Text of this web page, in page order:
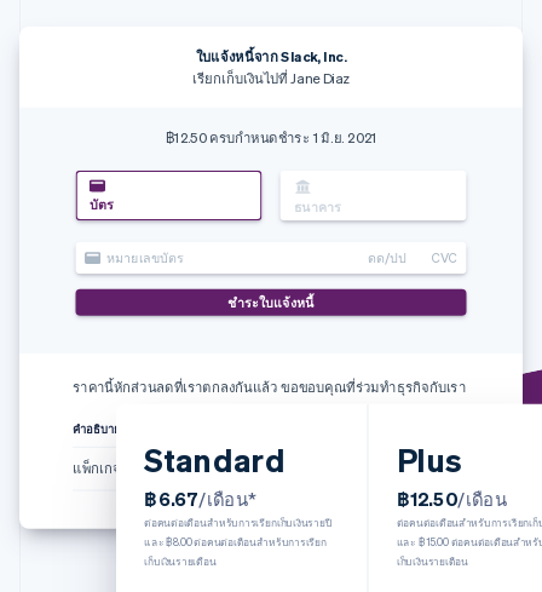
Product roadmap
การป้องกันการฉ้อโกง
Atlas
การก่อตั้งบริษัทสตาร์ทอัพ
Climate
การขจัดคาร์บอน
Stripe Sessions 2026
ดูว่า Stripe กำลังสร้างโครงสร้างพื้นฐานระบบเศรษฐกิจสำหรับ
AI อย่างไร
รับชมเลย
พาร์ทเนอร์
Stripe App Marketplace
ใบแจ้งหนี้จาก Slack, Inc.
เรียกเก็บเงินไปที่ Jane Diaz
฿12.50 ครบกำหนดชำระ 1 มิ.ย. 2021
บัตร ธนาคาร
หมายเลขบัตร ดด/ปป CVC
ชำระใบแจ้งหนี้
ราคานี้หักส่วนลดที่เราตกลงกันแล้ว ขอขอบคุณที่ร่วมทำธุรกิจกับเรา
คำอธิบาย
แพ็กเกจ Plus ฿12.50
Standard
฿6.67/เดือน*
ต่อคนต่อเดือนสำหรับการเรียกเก็บเงินรายปี
และ ฿8.00 ต่อคนต่อเดือนสำหรับการเรียก
เก็บเงินรายเดือน
Plus
฿12.50/เดือน
ต่อคนต่อเดือนสำหรับการเรียกเก็
และ ฿15.00 ต่อคนต่อเดือนสำหรั
เก็บเงินรายเดือน